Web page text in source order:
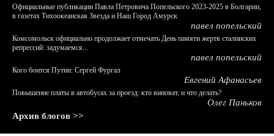
Официальные публикации Павла Петровича Попельского 2023-2025 в Болгарии,
в газетах Тихоокеанская Звезда и Наш Город Амурск
павел попельский
Комсомольск официально продолжает отмечать День памяти жертв сталинских
репрессий: задумаемся...
павел попельский
Кого боится Путин: Сергей Фургал
Евгений Афанасьев
Повышение платы в автобусах за проезд: кто виноват, и что делать?
Олег Паньков
Архив блогов >>